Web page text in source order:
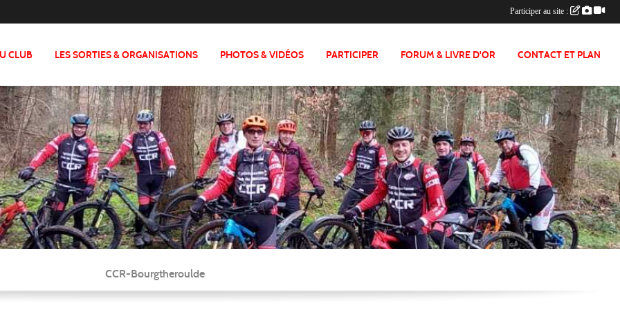
CLUB LES SORTIES & ORGANISATIONS PHOTOS & VIDÉOS PARTICIPER FORUM & LIVRE D'OR CONTACT ET PLAN
CCR-Bourgtheroulde
Participer au site :